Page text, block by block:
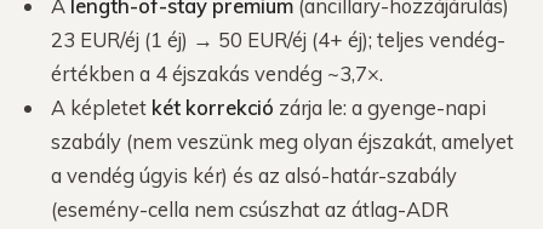
A length-of-stay premium (ancillary-hozzájárulás)
23 EUR/éj (1 éj) → 50 EUR/éj (4+ éj); teljes vendég-
értékben a 4 éjszakás vendég ~3,7×.
A képletet két korrekció zárja le: a gyenge-napi
szabály (nem veszünk meg olyan éjszakát, amelyet
a vendég úgyis kér) és az alsó-határ-szabály
(esemény-cella nem csúszhat az átlag-ADR